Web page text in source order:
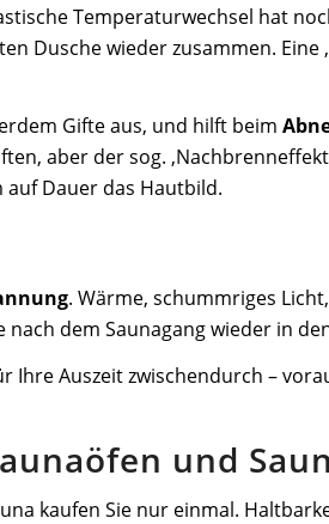
Temperaturwechsel hat
Dusche wieder zusammen.
Gifte aus, und hilft beim
aber der sog.
Dauer das Hautbild.
. Wärme, schummriges
nach dem Saunagang wieder in
Ihre Auszeit zwischendurch –
und
kaufen Sie nur einmal.